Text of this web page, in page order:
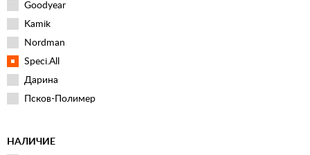
Goodyear
Kamik
Nordman
Speci.All
Дарина
Псков-Полимер
НАЛИЧИЕ